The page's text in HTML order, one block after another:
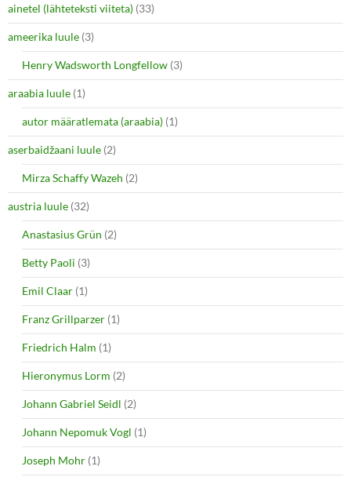
t
t
e
r
(
O
p
e
n
n
n
w
w
i
n
d
o
)
e
b
o
o
k
(
O
p
e
n
i
n
n
e
w
w
i
n
d
w
)
ainetel (lähteteksti viiteta) (33)
ameerika luule (3)
Henry Wadsworth Longfellow (3)
araabia luule (1)
autor määratlemata (araabia) (1)
aserbaidžaani luule (2)
Mirza Schaffy Wazeh (2)
austria luule (32)
Anastasius Grün (2)
Betty Paoli (3)
Emil Claar (1)
Franz Grillparzer (1)
Friedrich Halm (1)
Hieronymus Lorm (2)
Johann Gabriel Seidl (2)
Johann Nepomuk Vogl (1)
Joseph Mohr (1)